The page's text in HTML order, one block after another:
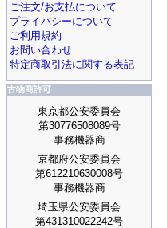
ご注文/お支払について
プライバシーについて
ご利用規約
お問い合わせ
特定商取引法に関する表記
古物商許可
東京都公安委員会
第30776508089号
事務機器商
京都府公安委員会
第612210630008号
事務機器商
埼玉県公安委員会
第431310022242号